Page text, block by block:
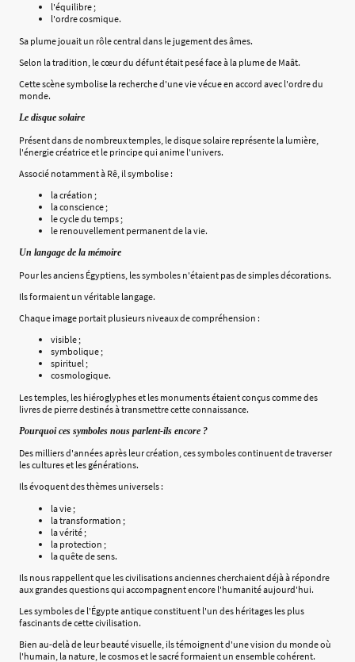
l'équilibre ;
l'ordre cosmique.
Sa plume jouait un rôle central dans le jugement des âmes.
Selon la tradition, le cœur du défunt était pesé face à la plume de Maât.
Cette scène symbolise la recherche d'une vie vécue en accord avec l'ordre du
monde.
Le disque solaire
Présent dans de nombreux temples, le disque solaire représente la lumière,
l'énergie créatrice et le principe qui anime l'univers.
Associé notamment à Rê, il symbolise :
la création ;
la conscience ;
le cycle du temps ;
le renouvellement permanent de la vie.
Un langage de la mémoire
Pour les anciens Égyptiens, les symboles n'étaient pas de simples décorations.
Ils formaient un véritable langage.
Chaque image portait plusieurs niveaux de compréhension :
visible ;
symbolique ;
spirituel ;
cosmologique.
Les temples, les hiéroglyphes et les monuments étaient conçus comme des
livres de pierre destinés à transmettre cette connaissance.
Pourquoi ces symboles nous parlent-ils encore ?
Des milliers d'années après leur création, ces symboles continuent de traverser
les cultures et les générations.
Ils évoquent des thèmes universels :
la vie ;
la transformation ;
la vérité ;
la protection ;
la quête de sens.
Ils nous rappellent que les civilisations anciennes cherchaient déjà à répondre
aux grandes questions qui accompagnent encore l'humanité aujourd'hui.
Les symboles de l'Égypte antique constituent l'un des héritages les plus
fascinants de cette civilisation.
Bien au-delà de leur beauté visuelle, ils témoignent d'une vision du monde où
l'humain, la nature, le cosmos et le sacré formaient un ensemble cohérent.